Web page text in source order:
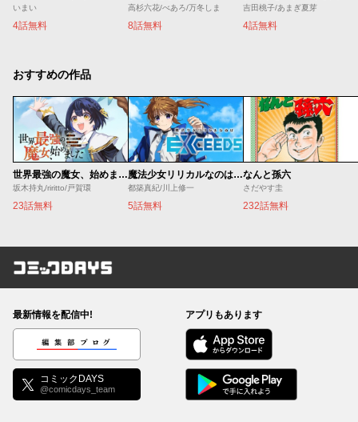
いまい
4話無料
高杉六花/べあろ/万冬しま
8話無料
吉田桃子/あまぎ夏芽
4話無料
おすすめの作品
世界最強の魔女、始めました ～私だけ『攻略サイト』を見れる世界で自由に生きます～
坂木持丸/riritto/戸賀環
23話無料
魔法少女リリカルなのは EXCEEDS
都築真紀/川上修一
5話無料
なんと孫六
さだやす圭
232話無料
コミックDAYS
最新情報を配信中!
編集部ブログ
コミックDAYS
@comicdays_team
アプリもあります